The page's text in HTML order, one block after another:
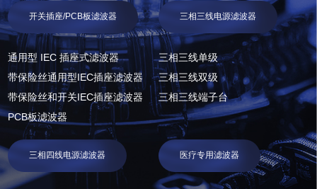
开关插座/PCB板滤波器
通用型 IEC 插座式滤波器
带保险丝通用型IEC插座滤波器
带保险丝和开关IEC插座滤波器
PCB板滤波器
三相三线电源滤波器
三相三线单级
三相三线双级
三相三线端子台
三相四线电源滤波器 医疗专用滤波器